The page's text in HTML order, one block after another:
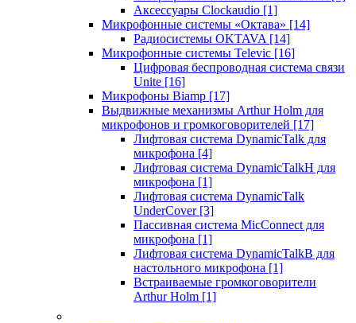
Аксессуары Clockaudio [1]
Микрофонные системы «Октава» [14]
Радиосистемы OKTAVA [14]
Микрофонные системы Televic [16]
Цифровая беспроводная система связи
Unite [16]
Микрофоны Biamp [17]
Выдвижные механизмы Arthur Holm для
микрофонов и громкоговорителей [17]
Лифтовая система DynamicTalk для
микрофона [4]
Лифтовая система DynamicTalkH для
микрофона [1]
Лифтовая система DynamicTalk
UnderCover [3]
Пассивная система MicConnect для
микрофона [1]
Лифтовая система DynamicTalkB для
настольного микрофона [1]
Встраиваемые громкоговорители
Arthur Holm [1]